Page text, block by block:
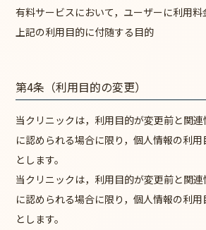
有料サービスにおいて，ユーザーに利用料
上記の利用目的に付随する目的
第4条（利用目的の変更）
当クリニックは，利用目的が変更前と関
に認められる場合に限り，個人情報の利
とします。
当クリニックは，利用目的が変更前と関
に認められる場合に限り，個人情報の利
とします。